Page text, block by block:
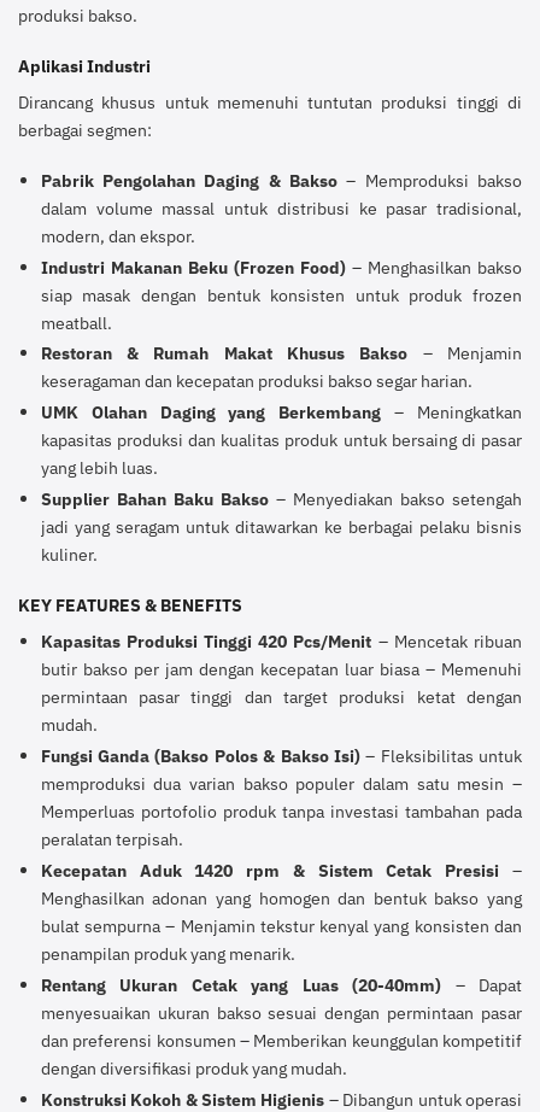
produksi bakso.
Aplikasi Industri
Dirancang khusus untuk memenuhi tuntutan produksi tinggi di
berbagai segmen:
Pabrik Pengolahan Daging & Bakso – Memproduksi bakso
dalam volume massal untuk distribusi ke pasar tradisional,
modern, dan ekspor.
Industri Makanan Beku (Frozen Food)– Menghasilkan bakso
siap masak dengan bentuk konsisten untuk produk frozen
meatball.
Restoran & Rumah Makat Khusus Bakso – Menjamin
keseragaman dan kecepatan produksi bakso segar harian.
UMK Olahan Daging yang Berkembang – Meningkatkan
kapasitas produksi dan kualitas produk untuk bersaing di pasar
yang lebih luas.
Supplier Bahan Baku Bakso– Menyediakan bakso setengah
jadi yang seragam untuk ditawarkan ke berbagai pelaku bisnis
kuliner.
KEY FEATURES & BENEFITS
Kapasitas Produksi Tinggi 420 Pcs/Menit – Mencetak ribuan
butir bakso per jam dengan kecepatan luar biasa – Memenuhi
permintaan pasar tinggi dan target produksi ketat dengan
mudah.
Fungsi Ganda (Bakso Polos & Bakso Isi)– Fleksibilitas untuk
memproduksi dua varian bakso populer dalam satu mesin –
Memperluas portofolio produk tanpa investasi tambahan pada
peralatan terpisah.
Kecepatan Aduk 1420 rpm & Sistem Cetak Presisi –
Menghasilkan adonan yang homogen dan bentuk bakso yang
bulat sempurna – Menjamin tekstur kenyal yang konsisten dan
penampilan produk yang menarik.
Rentang Ukuran Cetak yang Luas (20-40mm) – Dapat
menyesuaikan ukuran bakso sesuai dengan permintaan pasar
dan preferensi konsumen – Memberikan keunggulan kompetitif
dengan diversifikasi produk yang mudah.
Konstruksi Kokoh & Sistem Higienis – Dibangun untuk operasi